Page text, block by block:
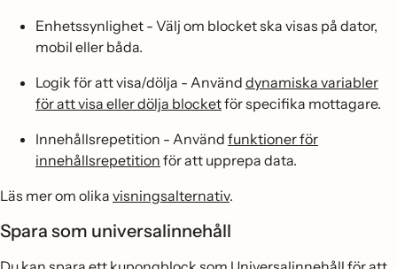
Enhetssynlighet - Välj om blocket ska visas på dator,
mobil eller båda.
Logik för att visa/dölja - Använd dynamiska variabler
för att visa eller dölja blocketför specifika mottagare.
Innehållsrepetition - Använd funktioner för
innehållsrepetition för att upprepa data.
Läs mer om olika visningsalternativ.
Spara som universalinnehåll